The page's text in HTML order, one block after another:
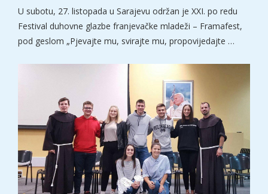
U subotu, 27. listopada u Sarajevu održan je XXI. po redu
Festival duhovne glazbe franjevačke mladeži – Framafest,
pod geslom „Pjevajte mu, svirajte mu, propovijedajte …